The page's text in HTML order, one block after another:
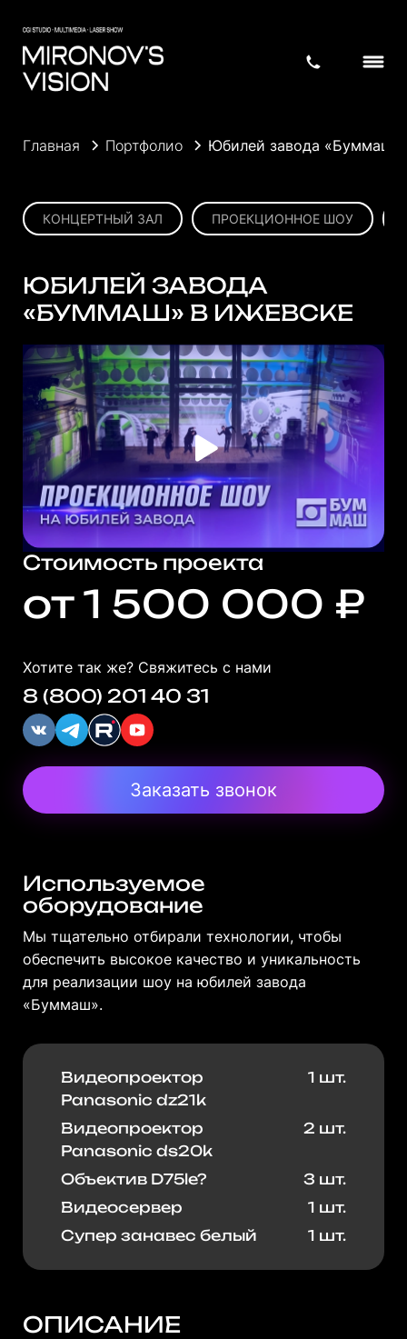
Главная Портфолио Юбилей завода «Буммаш»
КОНЦЕРТНЫЙ ЗАЛ ПРОЕКЦИОННОЕ ШОУ
ЮБИЛЕЙ ЗАВОДА
«БУММАШ» В ИЖЕВСКЕ
Стоимость проекта
от 1 500 000 ₽
Хотите так же? Свяжитесь с нами
8 (800) 201 40 31
Заказать звонок
Используемое
оборудование
Мы тщательно отбирали технологии, чтобы
обеспечить высокое качество и уникальность
для реализации шоу на юбилей завода
«Буммаш».
Видеопроектор
Panasonic dz21k
1 шт.
Видеопроектор
Panasonic ds20k
2 шт.
Объектив D75le?
3 шт.
Видеосервер
1 шт.
Супер занавес белый
1 шт.
ОПИСАНИЕ